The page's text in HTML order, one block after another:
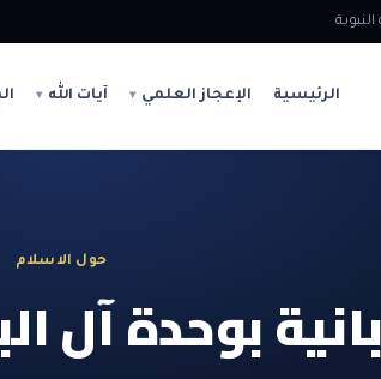
الرئيسية الإعجاز العلمي آيات الله
حول الاسلام
بوحدة آل